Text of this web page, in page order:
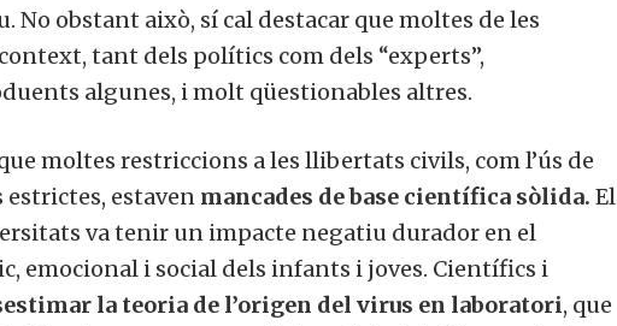
No obstant això, sí cal destacar que moltes de les
tant dels polítics com dels “experts”,
algunes, i molt qüestionables altres.
moltes restriccions a les llibertats civils, com l’ús de
estaven mancades de base científica sòlida. El
va tenir un impacte negatiu durador en el
emocional i social dels infants i joves. Científics i
la teoria de l’origen del virus en laboratori, que